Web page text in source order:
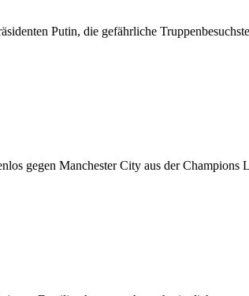
Putin, die gefährliche
gegen Manchester City aus der Champions